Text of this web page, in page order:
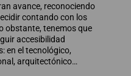
avance, reconociendo
contando con los
obstante, tenemos que
accesibilidad
en el tecnológico,
arquitectónico…